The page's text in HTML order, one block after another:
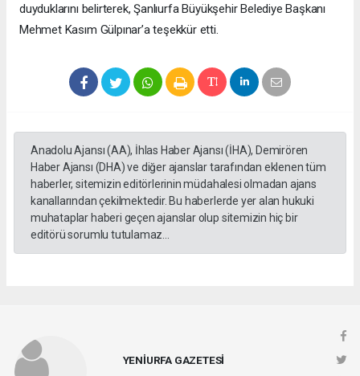
duyduklarını belirterek, Şanlıurfa Büyükşehir Belediye Başkanı
Mehmet Kasım Gülpınar’a teşekkür etti.
Anadolu Ajansı (AA), İhlas Haber Ajansı (İHA), Demirören
Haber Ajansı (DHA) ve diğer ajanslar tarafından eklenen tüm
haberler, sitemizin editörlerinin müdahalesi olmadan ajans
kanallarından çekilmektedir. Bu haberlerde yer alan hukuki
muhataplar haberi geçen ajanslar olup sitemizin hiç bir
editörü sorumlu tutulamaz...
YENİURFA GAZETESİ